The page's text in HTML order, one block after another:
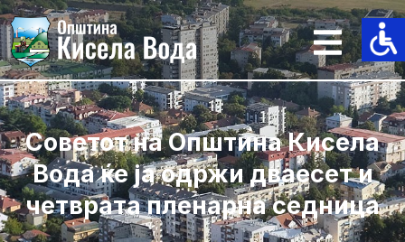
Skip
to
content
Советот на Општина Кисела
Вода ќе ја одржи дваесет и
четврата пленарна седница